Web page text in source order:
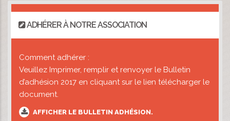
ADHÉRER À NOTRE ASSOCIATION
Comment adhérer :
Veuillez Imprimer, remplir et renvoyer le Bulletin
d’adhésion 2017 en cliquant sur le lien télécharger le
document.
AFFICHER LE BULLETIN ADHÉSION.